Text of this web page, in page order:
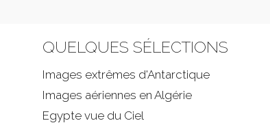
QUELQUES SÉLECTIONS
Images extrêmes d'Antarctique
Images aériennes en Algérie
Egypte vue du Ciel